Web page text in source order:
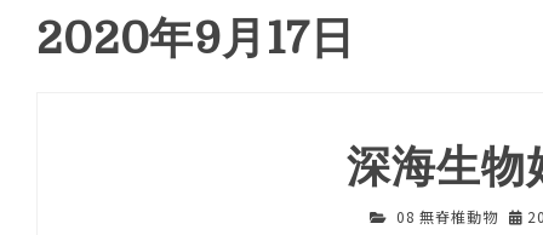
2020年9月17日
深海生物
08 無脊椎動物